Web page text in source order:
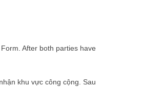
After both parties have
khu vực công cộng. Sau